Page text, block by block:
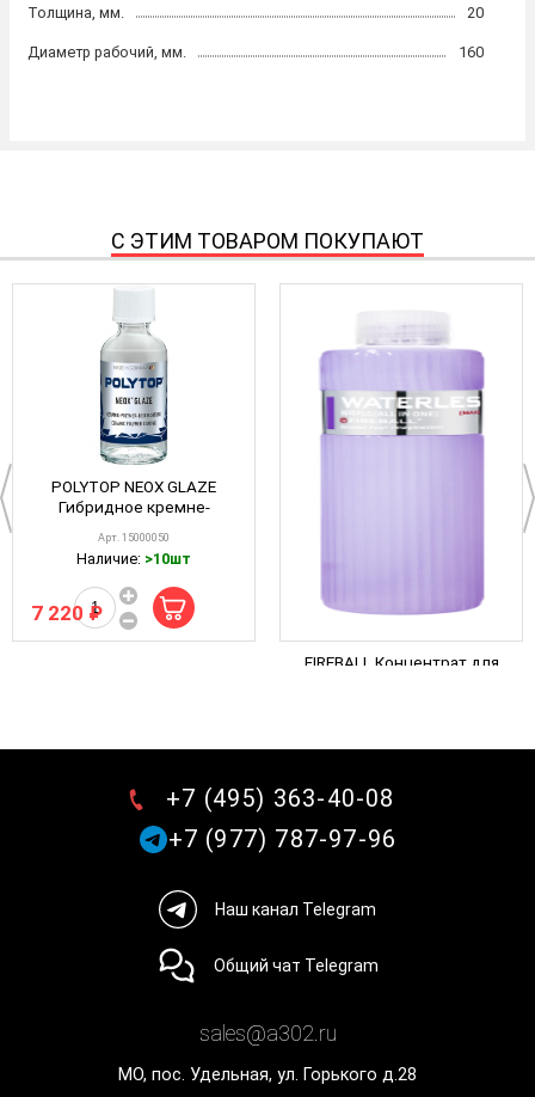
Толщина, мм. 20
Диаметр рабочий, мм. 160
С ЭТИМ ТОВАРОМ ПОКУПАЮТ
POLYTOP NEOX GLAZE
Гибридное кремне-
покрытие, 50 мл
Арт. 15000050
Наличие: >10шт
7 220 ₽
FIREBALL Концентрат для
МО, пос. Удельная, ул. Горького д.28
+7 (495) 363-40-08
+7 (977) 787-97-96
Наш канал Telegram
Общий чат Telegram
sales@a302.ru